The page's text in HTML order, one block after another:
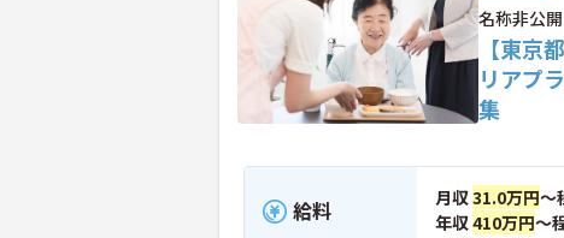
名称非公
【東京
リアプ
集
給料 月収31.0万円～
年収410万円～